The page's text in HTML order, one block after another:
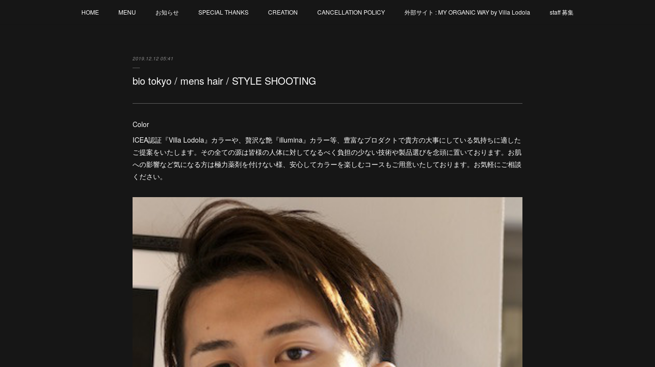
HOME MENU お知らせ SPECIAL THANKS CREATION CANCELLATION POLICY 外部サイト : MY ORGANIC WAY by Villa Lodola staff 募集
2019.12.12 05:41
bio tokyo / mens hair / STYLE SHOOTING
Color
ICEA認証『Villa Lodola』カラーや、贅沢な艶『illumina』カラー等、豊富なプロダクトで貴方の大事にしている気持ちに適した
ご提案をいたします。その全ての源は皆様の人体に対してなるべく負担の少ない技術や製品選びを念頭に置いております。お肌
への影響など気になる方は極力薬剤を付けない様、安心してカラーを楽しむコースもご用意いたしております。お気軽にご相談
ください。